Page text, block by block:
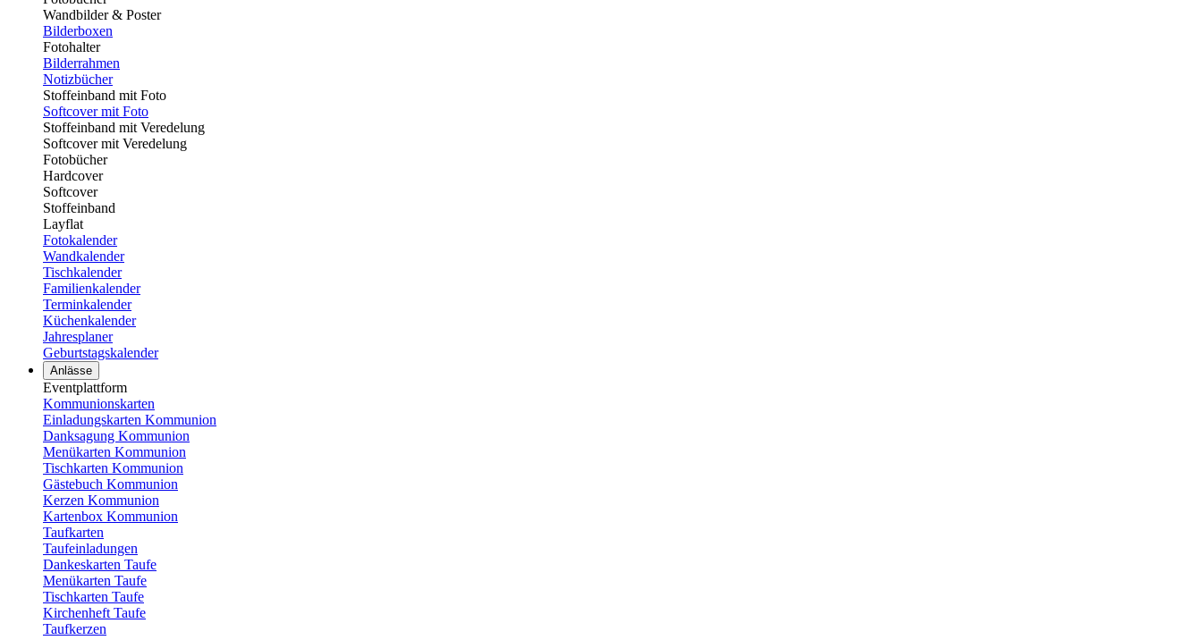
Wandbilder & Poster
Bilderboxen
Fotohalter
Bilderrahmen
Notizbücher
Stoffeinband mit Foto
Softcover mit Foto
Stoffeinband mit Veredelung
Softcover mit Veredelung
Fotobücher
Hardcover
Softcover
Stoffeinband
Layflat
Fotokalender
Wandkalender
Tischkalender
Familienkalender
Terminkalender
Küchenkalender
Jahresplaner
Geburtstagskalender
Anlässe
Eventplattform
Kommunionskarten
Einladungskarten Kommunion
Danksagung Kommunion
Menükarten Kommunion
Tischkarten Kommunion
Gästebuch Kommunion
Kerzen Kommunion
Kartenbox Kommunion
Taufkarten
Taufeinladungen
Dankeskarten Taufe
Menükarten Taufe
Tischkarten Taufe
Kirchenheft Taufe
Taufkerzen